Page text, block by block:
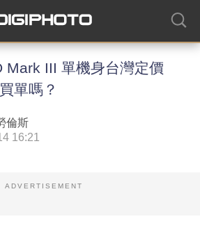
Mark III 單機身台灣定價
單嗎？
倫斯
16:21
ADVERTISEMENT